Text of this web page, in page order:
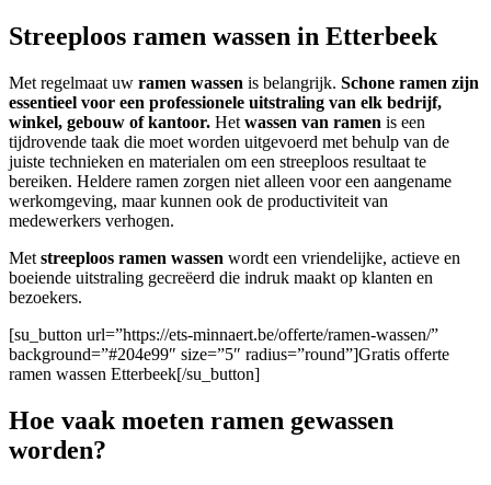
Streeploos ramen wassen in Etterbeek
Met regelmaat uw ramen wassen is belangrijk. Schone ramen zijn
essentieel voor een professionele uitstraling van elk bedrijf,
winkel, gebouw of kantoor. Het wassen van ramen is een
tijdrovende taak die moet worden uitgevoerd met behulp van de
juiste technieken en materialen om een streeploos resultaat te
bereiken. Heldere ramen zorgen niet alleen voor een aangename
werkomgeving, maar kunnen ook de productiviteit van
medewerkers verhogen.
Met streeploos ramen wassen wordt een vriendelijke, actieve en
boeiende uitstraling gecreëerd die indruk maakt op klanten en
bezoekers.
[su_button url=”https://ets-minnaert.be/offerte/ramen-wassen/”
background=”#204e99″ size=”5″ radius=”round”]Gratis offerte
ramen wassen Etterbeek[/su_button]
Hoe vaak moeten ramen gewassen
worden?